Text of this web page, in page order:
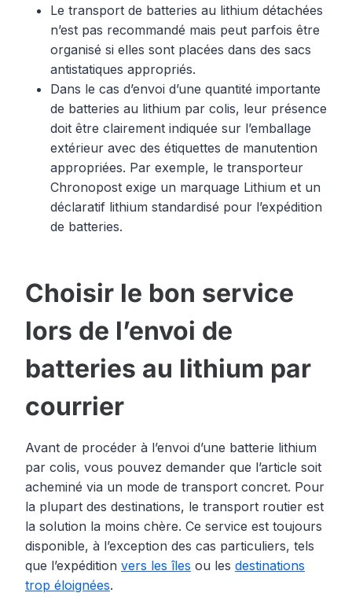
Le transport de batteries au lithium détachées
n’est pas recommandé mais peut parfois être
organisé si elles sont placées dans des sacs
antistatiques appropriés.
Dans le cas d’envoi d’une quantité importante
de batteries au lithium par colis, leur présence
doit être clairement indiquée sur l’emballage
extérieur avec des étiquettes de manutention
appropriées. Par exemple, le transporteur
Chronopost exige un marquage Lithium et un
déclaratif lithium standardisé pour l’expédition
de batteries.
Сhoisir le bon service
lors de l’envoi de
batteries au lithium par
courrier
Avant de procéder à l’envoi d’une batterie lithium
par colis, vous pouvez demander que l’article soit
acheminé via un mode de transport concret. Pour
la plupart des destinations, le transport routier est
la solution la moins chère. Ce service est toujours
disponible, à l’exception des cas particuliers, tels
que l’expédition vers les îles ou les destinations
trop éloignées.